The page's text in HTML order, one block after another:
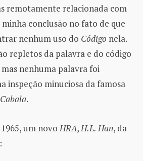
remotamente relacionada com
minha conclusão no fato de que
nenhum uso do Código nela.
repletos da palavra e do código
mas nenhuma palavra foi
inspeção minuciosa da famosa
.
um novoHRA,H.L. Han, da